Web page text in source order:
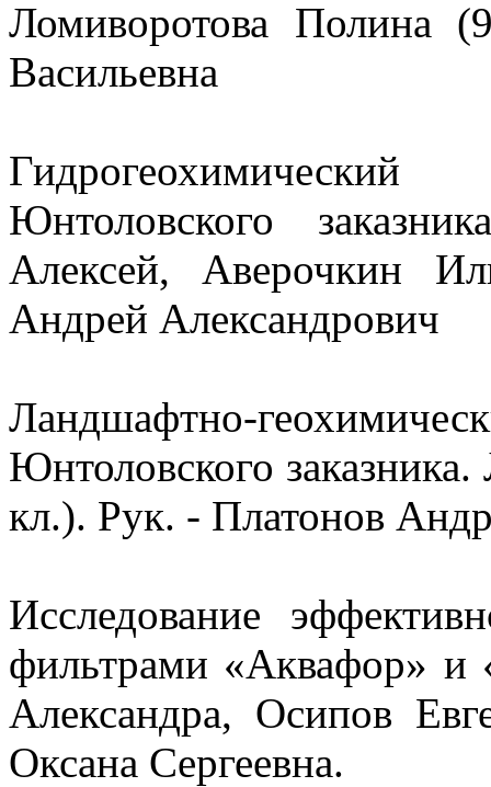
Ломиворотова Полина
Васильевна
Юнтоловского
Алексей, Аверочкин
Андрей Александрович
Ландшафтно-
Юнтоловского
кл.). Рук. - Платонов
Исследование
фильтрами «Аквафор»
Александра, Осипов
Оксана Сергеевна.